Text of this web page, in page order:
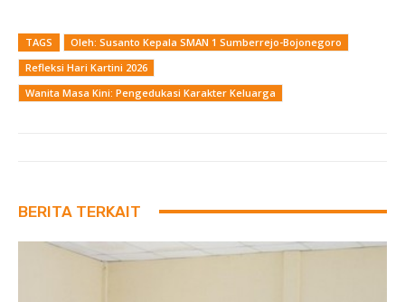
TAGS
Oleh: Susanto Kepala SMAN 1 Sumberrejo-Bojonegoro
Refleksi Hari Kartini 2026
Wanita Masa Kini: Pengedukasi Karakter Keluarga
BERITA TERKAIT